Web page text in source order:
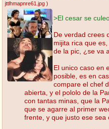
jttlhmapnre61.jpg )
>El cesar se
De verdad crees
mijita rica que
de la pic, ¿se va
El unico caso en
posible, es en
compare el chef
abierta, y el pololo de la
con tantas minas, que la
que se agarre al primer
frente, y que justo ese sea